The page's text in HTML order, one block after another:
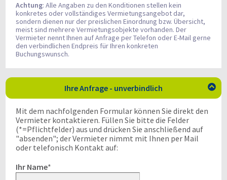
Achtung: Alle Angaben zu den Konditionen stellen kein
konkretes oder vollständiges Vermietungsangebot dar,
sondern dienen nur der preislichen Einordnung bzw. Übersicht,
meist sind mehrere Vermietungsobjekte vorhanden. Der
Vermieter nennt Ihnen auf Anfrage per Telefon oder E-Mail gerne
den verbindlichen Endpreis für Ihren konkreten
Buchungswunsch.
Ihre Anfrage - unverbindlich 
Mit dem nachfolgenden Formular können Sie direkt den
Vermieter kontaktieren. Füllen Sie bitte die Felder
(*=Pflichtfelder) aus und drücken Sie anschließend auf
"absenden"; der Vermieter nimmt mit Ihnen per Mail
oder telefonisch Kontakt auf:
Ihr Name*